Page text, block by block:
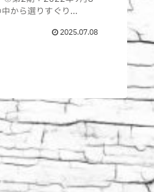
から選りすぐり...
2025.07.08